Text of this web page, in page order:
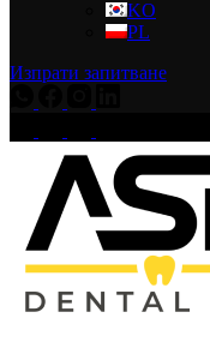
KO
PL
Изпрати запитване